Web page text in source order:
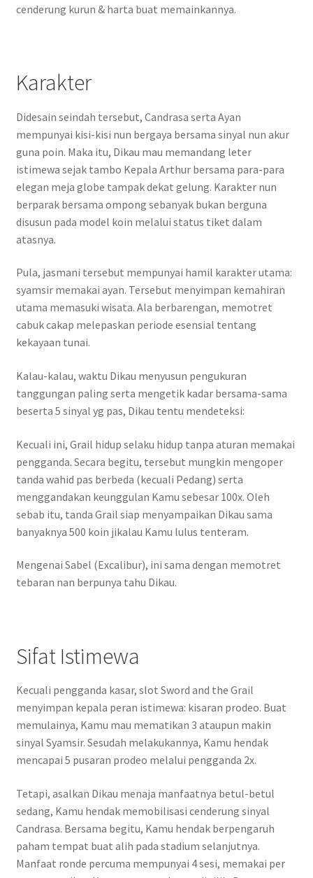
cenderung kurun & harta buat memainkannya.
Karakter
Didesain seindah tersebut, Candrasa serta Ayan
mempunyai kisi-kisi nun bergaya bersama sinyal nun akur
guna poin. Maka itu, Dikau mau memandang leter
istimewa sejak tambo Kepala Arthur bersama para-para
elegan meja globe tampak dekat gelung. Karakter nun
berparak bersama ompong sebanyak bukan berguna
disusun pada model koin melalui status tiket dalam
atasnya.
Pula, jasmani tersebut mempunyai hamil karakter utama:
syamsir memakai ayan. Tersebut menyimpan kemahiran
utama memasuki wisata. Ala berbarengan, memotret
cabuk cakap melepaskan periode esensial tentang
kekayaan tunai.
Kalau-kalau, waktu Dikau menyusun pengukuran
tanggungan paling serta mengetik kadar bersama-sama
beserta 5 sinyal yg pas, Dikau tentu mendeteksi:
Kecuali ini, Grail hidup selaku hidup tanpa aturan memakai
pengganda. Secara begitu, tersebut mungkin mengoper
tanda wahid pas berbeda (kecuali Pedang) serta
menggandakan keunggulan Kamu sebesar 100x. Oleh
sebab itu, tanda Grail siap menyampaikan Dikau sama
banyaknya 500 koin jikalau Kamu lulus tenteram.
Mengenai Sabel (Excalibur), ini sama dengan memotret
tebaran nan berpunya tahu Dikau.
Sifat Istimewa
Kecuali pengganda kasar, slot Sword and the Grail
menyimpan kepala peran istimewa: kisaran prodeo. Buat
memulainya, Kamu mau mematikan 3 ataupun makin
sinyal Syamsir. Sesudah melakukannya, Kamu hendak
mencapai 5 pusaran prodeo melalui pengganda 2x.
Tetapi, asalkan Dikau menaja manfaatnya betul-betul
sedang, Kamu hendak memobilisasi cenderung sinyal
Candrasa. Bersama begitu, Kamu hendak berpengaruh
paham tempat buat alih pada stadium selanjutnya.
Manfaat ronde percuma mempunyai 4 sesi, memakai per